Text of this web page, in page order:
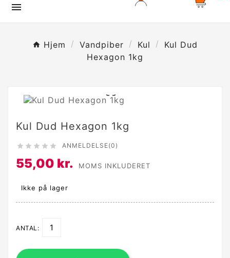

Hjem Vandpiber Kul
Kul Dud
Hexagon 1kg

Kul Dud Hexagon 1kg
     ANMELDELSE(0)
55,00 kr. MOMS INKLUDERET
Ikke på lager
ANTAL: